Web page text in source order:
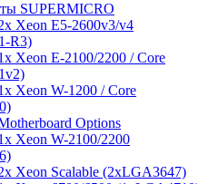
SUPERMICRO
Xeon E5-2600v3/v4
R3)
Xeon E-2100/2200 / Core
Xeon W-1200 / Core
Options
Xeon W-2100/2200
Xeon Scalable (2xLGA3647)